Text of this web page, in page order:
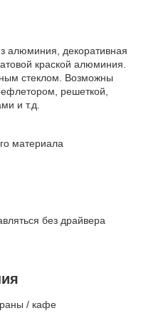
алюминия, декоративная
краской алюминия.
стеклом. Возможны
решеткой,
и т.д.
материала
без драйвера
/ кафе